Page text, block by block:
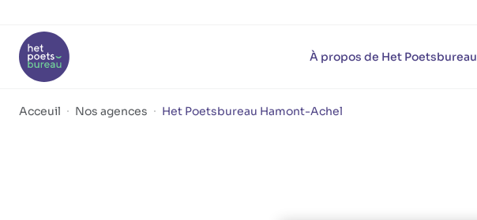
À propos de Het Poetsbureau
Acceuil Nos agences Het Poetsbureau Hamont-Achel